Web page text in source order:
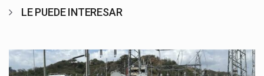
LE PUEDE INTERESAR